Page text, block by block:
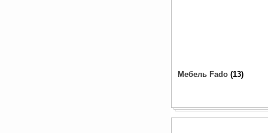
Мебель Fado 13